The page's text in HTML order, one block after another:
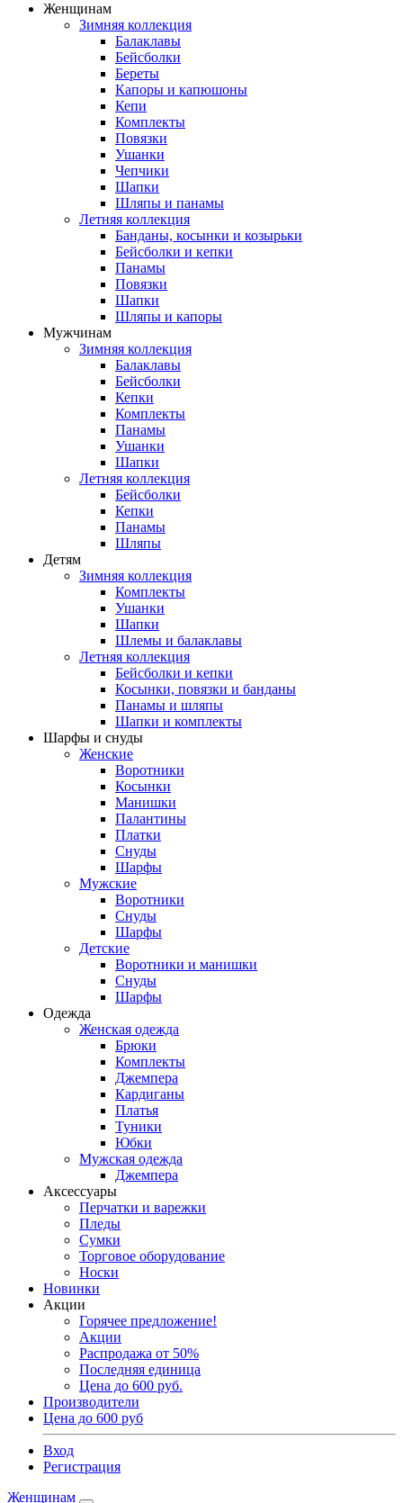
Женщинам
Зимняя коллекция
Балаклавы
Бейсболки
Береты
Капоры и капюшоны
Кепи
Комплекты
Повязки
Ушанки
Чепчики
Шапки
Шляпы и панамы
Летняя коллекция
Банданы, косынки и козырьки
Бейсболки и кепки
Панамы
Повязки
Шапки
Шляпы и капоры
Мужчинам
Зимняя коллекция
Балаклавы
Бейсболки
Кепки
Комплекты
Панамы
Ушанки
Шапки
Летняя коллекция
Бейсболки
Кепки
Панамы
Шляпы
Детям
Зимняя коллекция
Комплекты
Ушанки
Шапки
Шлемы и балаклавы
Летняя коллекция
Бейсболки и кепки
Косынки, повязки и банданы
Панамы и шляпы
Шапки и комплекты
Шарфы и снуды
Женские
Воротники
Косынки
Манишки
Палантины
Платки
Снуды
Шарфы
Мужские
Воротники
Снуды
Шарфы
Детские
Воротники и манишки
Снуды
Шарфы
Одежда
Женская одежда
Брюки
Комплекты
Джемпера
Кардиганы
Платья
Туники
Юбки
Мужская одежда
Джемпера
Аксессуары
Перчатки и варежки
Пледы
Сумки
Торговое оборудование
Носки
Новинки
Акции
Горячее предложение!
Акции
Распродажа от 50%
Последняя единица
Цена до 600 руб.
Производители
Цена до 600 руб
Вход
Регистрация
Женщинам